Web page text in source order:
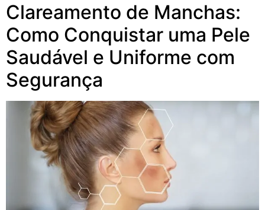
Clareamento de Manchas:
Como Conquistar uma Pele
Saudável e Uniforme com
Segurança